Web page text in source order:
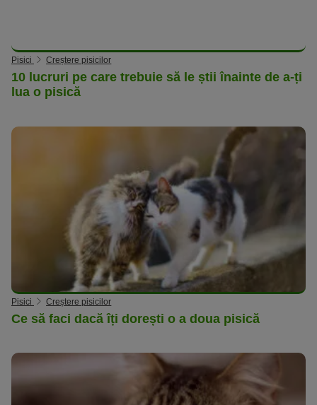
Pisici Creștere pisicilor
10 lucruri pe care trebuie să le știi înainte de a-ți
lua o pisică
Pisici Creștere pisicilor
Ce să faci dacă îți dorești o a doua pisică